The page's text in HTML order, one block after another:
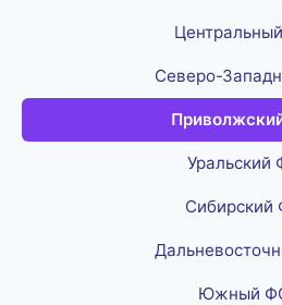
Северо-
Уральский
Сибирский
Южный